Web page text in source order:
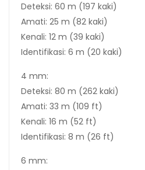
Deteksi: 60 m (197 kaki)
Amati: 25 m (82 kaki)
Kenali: 12 m (39 kaki)
Identifikasi: 6 m (20 kaki)
4 mm:
Deteksi: 80 m (262 kaki)
Amati: 33 m (109 ft)
Kenali: 16 m (52 ​​ft)
Identifikasi: 8 m (26 ft)
6 mm: